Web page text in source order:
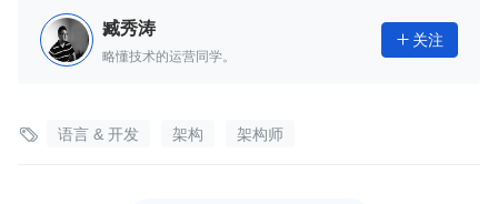
臧秀涛
略懂技术的运营同学。
 关注
 语言 & 开发 架构 架构师